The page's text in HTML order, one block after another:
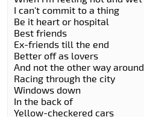
I can't commit to a thing
Be it heart or hospital
Best friends
Ex-friends till the end
Better off as lovers
And not the other way around
Racing through the city
Windows down
In the back of
Yellow-checkered cars